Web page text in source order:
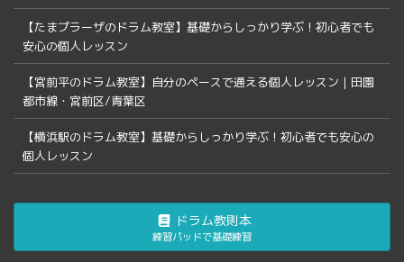
【たまプラーザのドラム教室】基礎からしっかり学ぶ！初心者でも
安心の個人レッスン
【宮前平のドラム教室】自分のペースで通える個人レッスン｜田園
都市線・宮前区/青葉区
【横浜駅のドラム教室】基礎からしっかり学ぶ！初心者でも安心の
個人レッスン
ドラム教則本
練習パッドで基礎練習